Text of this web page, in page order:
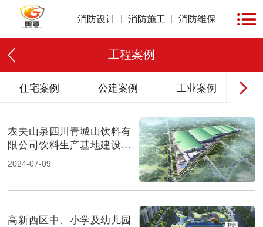
消防设计 消防施工 消防维保
工程案例
住宅案例 公建案例 工业案例 商
农夫山泉四川青城山饮料有
限公司饮料生产基地建设项
目-国晋消防案例
2024-07-09
高新西区中、小学及幼儿园